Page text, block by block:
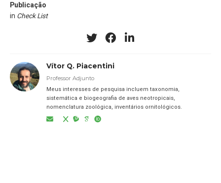
Publicação
in Check List
Vítor Q. Piacentini
Professor Adjunto
Meus interesses de pesquisa incluem taxonomia,
sistemática e biogeografia de aves neotropicais,
nomenclatura zoológica, inventários ornitológicos.